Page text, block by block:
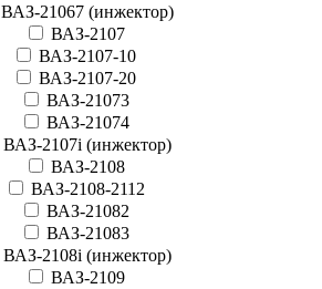
ВАЗ-21067 (инжектор)
ВАЗ-2107
ВАЗ-2107-10
ВАЗ-2107-20
ВАЗ-21073
ВАЗ-21074
ВАЗ-2107i (инжектор)
ВАЗ-2108
ВАЗ-2108-2112
ВАЗ-21082
ВАЗ-21083
ВАЗ-2108i (инжектор)
ВАЗ-2109